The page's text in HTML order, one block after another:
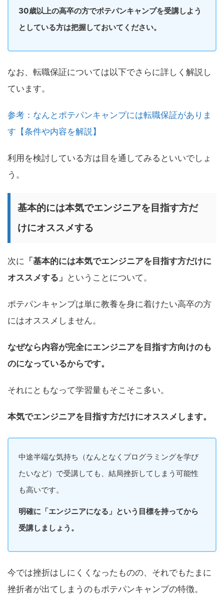
30歳以上の高卒の方でポテパンキャンプを受講しよう
としている方は把握しておいてください。
なお、転職保証については以下でさらに詳しく解説し
ています。
参考：なんとポテパンキャンプには転職保証がありま
す【条件や内容を解説】
利用を検討している方は目を通してみるといいでしょ
う。
基本的には本気でエンジニアを目指す方だ
けにオススメする
次に 「基本的には本気でエンジニアを目指す方だけに
オススメする」 ということについて。
ポテパンキャンプは単に教養を身に着けたい高卒の方
にはオススメしません。
なぜなら内容が完全にエンジニアを目指す方向けのも
のになっているからです。
それにともなって学習量もそこそこ多い。
本気でエンジニアを目指す方だけにオススメします。
中途半端な気持ち（なんとなくプログラミングを学び
たいなど）で受講しても、結局挫折してしまう可能性
も高いです。
明確に「エンジニアになる」という目標を持ってから
受講しましょう。
今では挫折はしにくくなったものの、それでもたまに
挫折者が出てしまうのもポテパンキャンプの特徴。